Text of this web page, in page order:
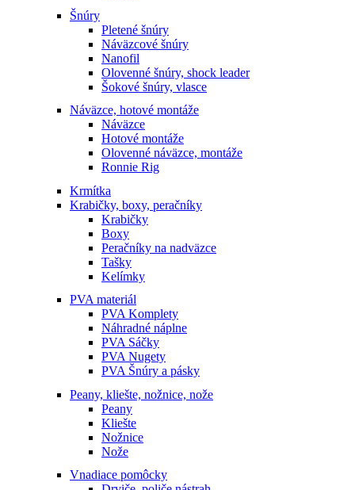
Šnúry
Pletené šnúry
Náväzcové šnúry
Nanofil
Olovenné šnúry, shock leader
Šokové šnúry, vlasce
Náväzce, hotové montáže
Náväzce
Hotové montáže
Olovenné náväzce, montáže
Ronnie Rig
Krmítka
Krabičky, boxy, peračníky
Krabičky
Boxy
Peračníky na nadväzce
Tašky
Kelímky
PVA materiál
PVA Komplety
Náhradné náplne
PVA Sáčky
PVA Nugety
PVA Šnúry a pásky
Peany, kliešte, nožnice, nože
Peany
Kliešte
Nožnice
Nože
Vnadiace pomôcky